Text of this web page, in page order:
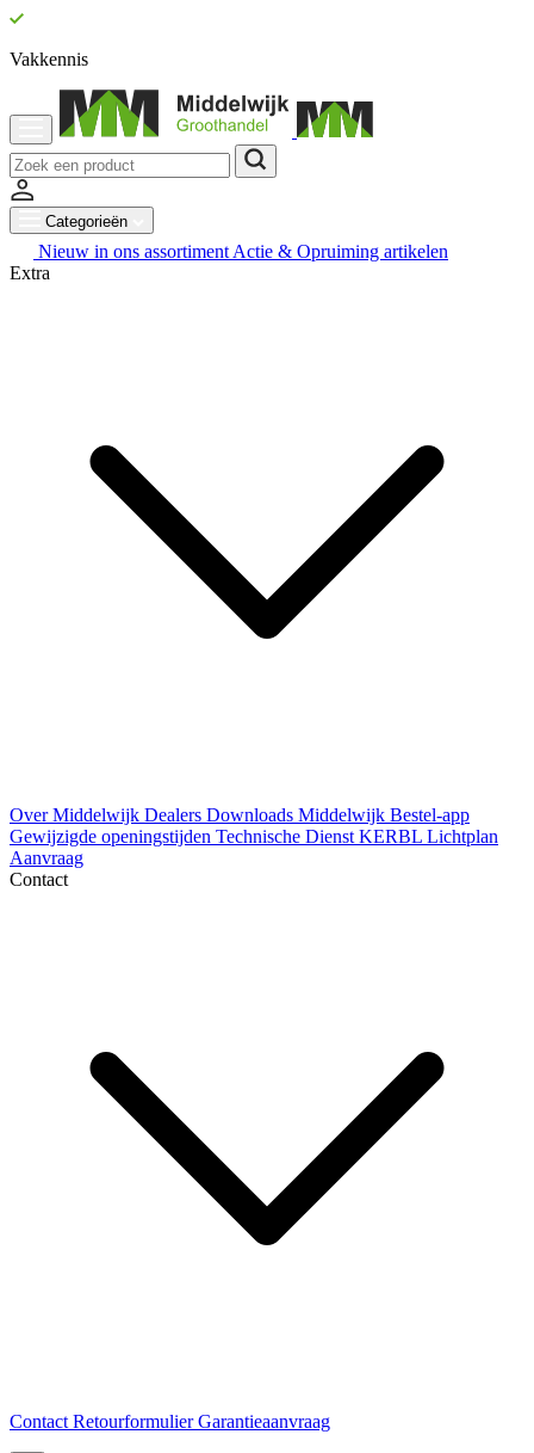
Vakkennis
Categorieën
Nieuw in ons assortiment Actie & Opruiming artikelen
Extra
Over Middelwijk Dealers Downloads Middelwijk Bestel-app
Gewijzigde openingstijden Technische Dienst KERBL Lichtplan
Aanvraag
Contact
Contact RetourformulierGarantieaanvraag